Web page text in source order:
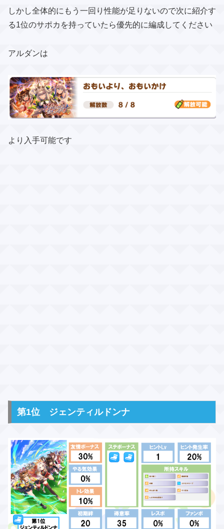
しかし全体的にもう一回り性能が足りないので​次に紹介す
る1位のサポカを持っていたら優先的に編成してください
アルダンは
より入手可能です
第1位 ジェンティルドンナ